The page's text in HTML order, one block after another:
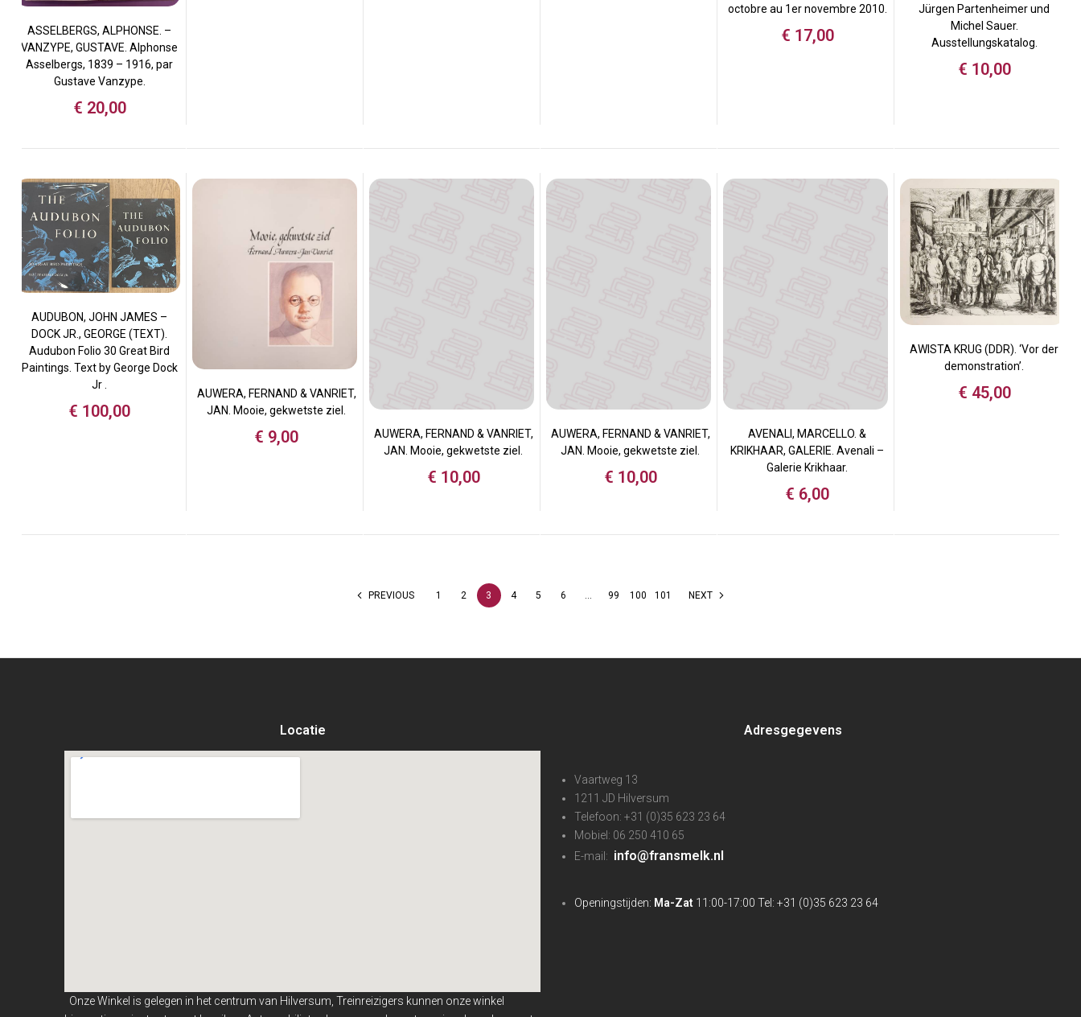
ASSELBERGS, ALPHONSE. –
VANZYPE, GUSTAVE. Alphonse
Asselbergs, 1839 – 1916, par
Gustave Vanzype.
€ 20,00
octobre au 1er novembre 2010.
€ 17,00
Jürgen Partenheimer und
Michel Sauer.
Ausstellungskatalog.
€ 10,00
AUDUBON, JOHN JAMES –
DOCK JR., GEORGE (TEXT).
Audubon Folio 30 Great Bird
Paintings. Text by George Dock
Jr .
€ 100,00
AUWERA, FERNAND & VANRIET,
JAN. Mooie, gekwetste ziel.
€ 9,00
AUWERA, FERNAND & VANRIET,
JAN. Mooie, gekwetste ziel.
€ 10,00
AUWERA, FERNAND & VANRIET,
JAN. Mooie, gekwetste ziel.
€ 10,00
AVENALI, MARCELLO. &
KRIKHAAR, GALERIE. Avenali –
Galerie Krikhaar.
€ 6,00
AWISTA KRUG (DDR). ‘Vor der
demonstration’.
€ 45,00
PREVIOUS 1 2 3 4 5 6 99 100 101 NEXT
Locatie
Onze Winkel is gelegen in het centrum van Hilversum, Treinreizigers kunnen onze winkel
Adresgegevens
Vaartweg 13
1211 JD Hilversum
Telefoon: +31 (0)35 623 23 64
Mobiel: 06 250 410 65
E-mail: info@fransmelk.nl
Openingstijden: Ma-Zat 11:00-17:00 Tel: +31 (0)35 623 23 64